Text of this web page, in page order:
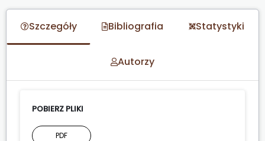
Szczegóły Bibliografia Statystyki
Autorzy
POBIERZ PLIKI
PDF